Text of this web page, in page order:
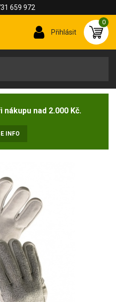
659 972
Přihlásit
0
nad 2.000 Kč.
INFO